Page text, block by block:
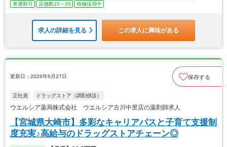
車通勤可
店舗数10～29 積極採用中
求人の詳細を見る この求人に興味がある
更新日：2026年6月27日 保存する
正社員 ドラッグストア（調剤併設）
ウエルシア薬局株式会社 ウエルシア古川中里店の薬剤師求人
【宮城県大崎市】多彩なキャリアパスと子育て支援制
度充実♪高給与のドラッグストアチェーン◎